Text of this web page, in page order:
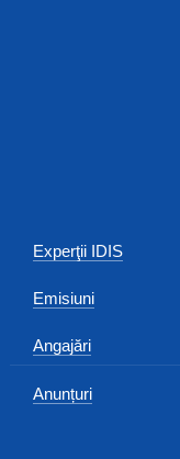
Experţii IDIS
Emisiuni
Angajări
Anunțuri